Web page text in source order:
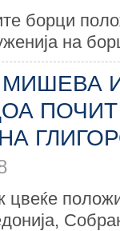
борци
на
МИШЕВА
цвеќе